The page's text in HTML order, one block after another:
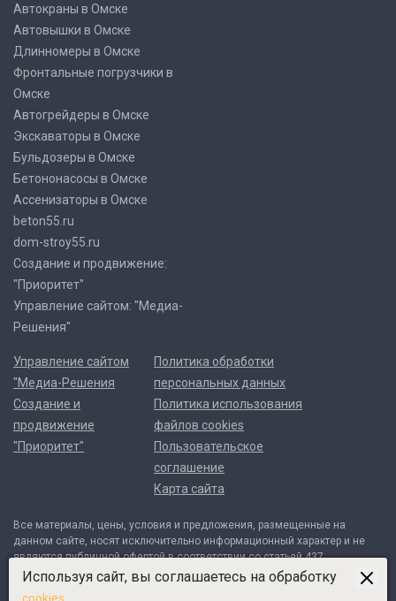
Автокраны в Омске
Автовышки в Омске
Длинномеры в Омске
Фронтальные погрузчики в
Омске
Автогрейдеры в Омске
Экскаваторы в Омске
Бульдозеры в Омске
Бетононасосы в Омске
Ассенизаторы в Омске
beton55.ru
dom-stroy55.ru
Создание и продвижение:
"Приоритет"
Управление сайтом: "Медиа-
Решения"
Управление сайтом
"Медиа-Решения
Создание и
продвижение
"Приоритет"
Политика обработки
персональных данных
Политика использования
файлов cookies
Пользовательское
соглашение
Карта сайта
Все материалы, цены, условия и предложения, размещенные на
данном сайте, носят исключительно информационный характер и не
являются публичной офертой в соответствии со статьей 437
Гражданского кодекса Российской Федерации. Договор может быть
Используя сайт, вы соглашаетесь на обработку